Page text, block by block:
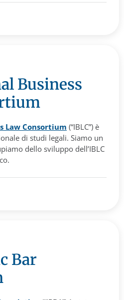
Business
Law Consortium (“IBLC”) è
di studi legali. Siamo un
dello sviluppo dell’IBLC
Bar